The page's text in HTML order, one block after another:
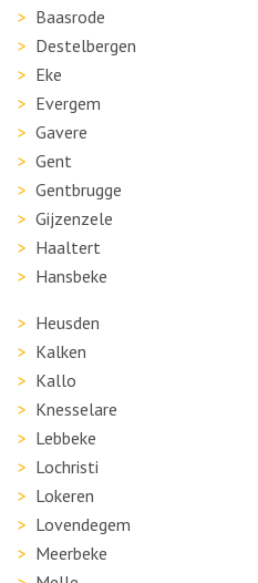
Baasrode
Destelbergen
Eke
Evergem
Gavere
Gent
Gentbrugge
Gijzenzele
Haaltert
Hansbeke
Heusden
Kalken
Kallo
Knesselare
Lebbeke
Lochristi
Lokeren
Lovendegem
Meerbeke